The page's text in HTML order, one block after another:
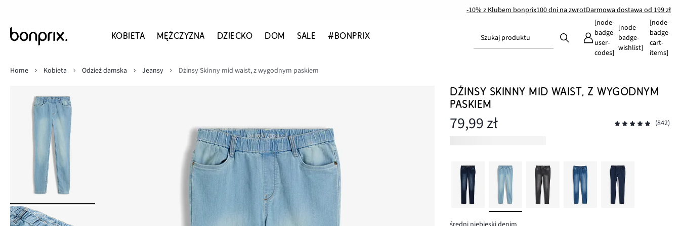
-10% z Klubem bonprix100 dni na zwrotDarmowa dostawa od 199 zł
KOBIETA MĘŻCZYZNA DZIECKO DOM SALE #BONPRIX Szukaj produktu
[node-
badge-
user-
codes]
[node-
badge-
wishlist]
[node-
badge-
cart-
items]
Home
Kobieta Odzież damska Jeansy Dżinsy Skinny mid waist, z wygodnym paskiem
DŻINSY SKINNY MID WAIST, Z WYGODNYM
PASKIEM
79,99 zł (842)